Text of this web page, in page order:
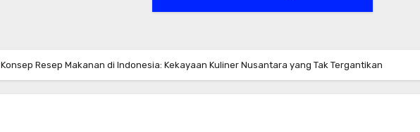
Konsep Resep Makanan di Indonesia: Kekayaan Kuliner Nusantara yang Tak Tergantikan